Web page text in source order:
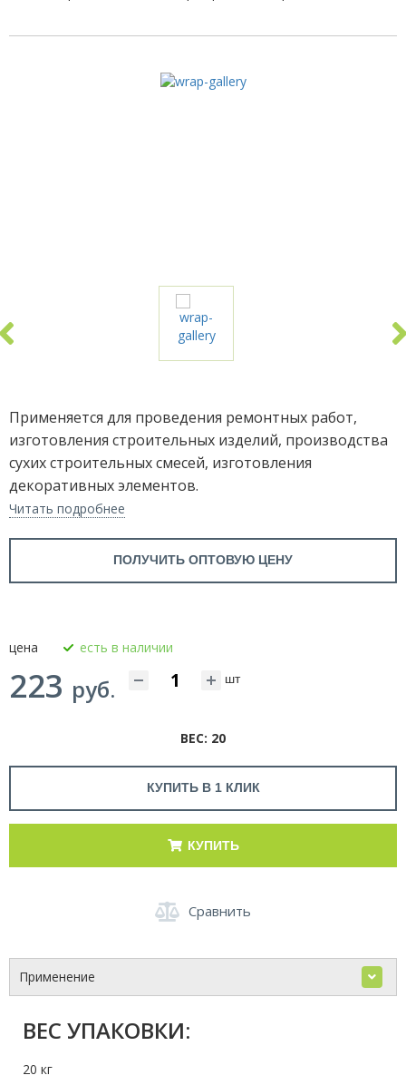
Применяется для проведения ремонтных работ,
изготовления строительных изделий, производства
сухих строительных смесей, изготовления
декоративных элементов.
Читать подробнее
ПОЛУЧИТЬ ОПТОВУЮ ЦЕНУ
цена есть в наличии
223 руб. шт
ВЕС: 20
КУПИТЬ В 1 КЛИК
КУПИТЬ
Сравнить
Применение
ВЕС УПАКОВКИ:
20 кг